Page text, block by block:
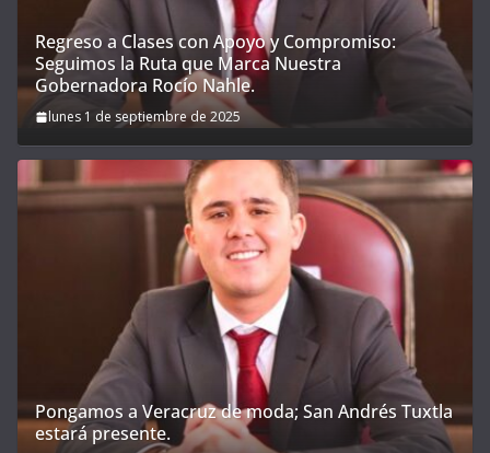
Regreso a Clases con Apoyo y Compromiso:
Seguimos la Ruta que Marca Nuestra
Gobernadora Rocío Nahle.
lunes 1 de septiembre de 2025
Pongamos a Veracruz de moda; San Andrés Tuxtla
estará presente.